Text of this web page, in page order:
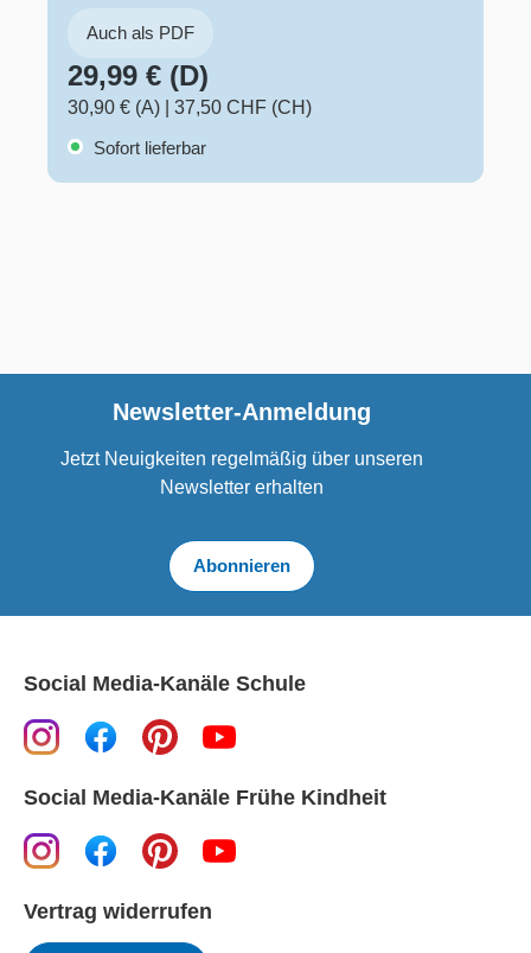
Auch als PDF
29,99 € (D)
30,90 € (A)
37,50 CHF (CH)
Sofort lieferbar
Newsletter-Anmeldung
Jetzt Neuigkeiten regelmäßig über unseren
Newsletter erhalten
Abonnieren
Social Media-Kanäle Schule
Social Media-Kanäle Frühe Kindheit
Vertrag widerrufen